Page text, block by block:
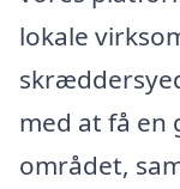
lokale
med at få en
området,